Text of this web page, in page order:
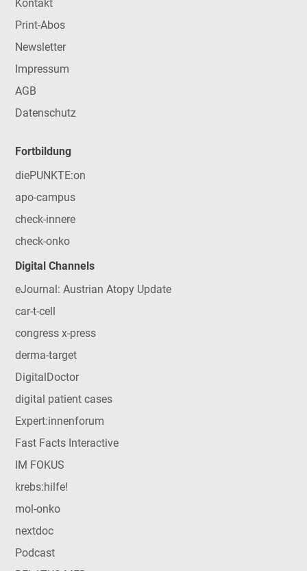
Kontakt
Print-Abos
Newsletter
Impressum
AGB
Datenschutz
Fortbildung
diePUNKTE:on
apo-campus
check-innere
check-onko
Digital Channels
eJournal: Austrian Atopy Update
car-t-cell
congress x-press
derma-target
DigitalDoctor
digital patient cases
Expert:innenforum
Fast Facts Interactive
IM FOKUS
krebs:hilfe!
mol-onko
nextdoc
Podcast